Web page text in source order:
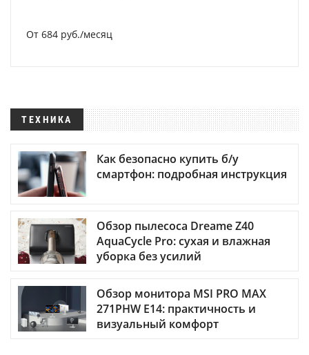
От 684 руб./месяц
ТЕХНИКА
Как безопасно купить б/у
смартфон: подробная инструкция
Обзор пылесоса Dreame Z40
AquaCycle Pro: сухая и влажная
уборка без усилий
Обзор монитора MSI PRO MAX
271PHW E14: практичность и
визуальный комфорт